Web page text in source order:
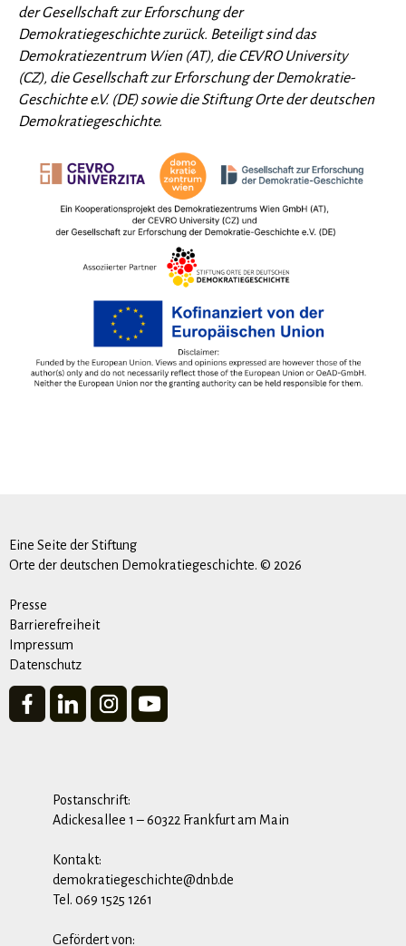
der Gesellschaft zur Erforschung der
Demokratiegeschichte zurück. Beteiligt sind das
Demokratiezentrum Wien (AT), die CEVRO University
(CZ), die Gesellschaft zur Erforschung der Demokratie-
Geschichte e.V. (DE) sowie die Stiftung Orte der deutschen
Demokratiegeschichte.
Eine Seite der Stiftung
Orte der deutschen Demokratiegeschichte. © 2026
Presse
Barrierefreiheit
Impressum
Datenschutz
Postanschrift:
Adickesallee 1 – 60322 Frankfurt am Main
Kontakt:
demokratiegeschichte@dnb.de
Tel. 069 1525 1261
Gefördert von: